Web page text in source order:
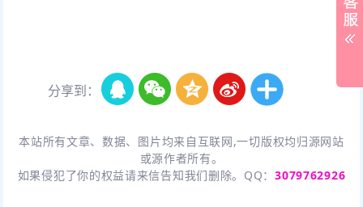
分享到：
本站所有文章、数据、图片均来自互联网,一切版权均归源网站
或源作者所有。
如果侵犯了你的权益请来信告知我们删除。QQ：3079762926